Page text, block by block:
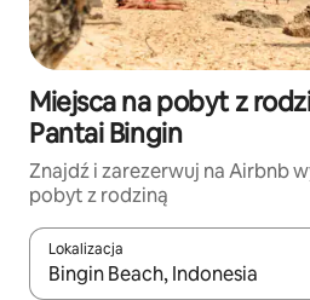
Miejsca na pobyt z
Pantai Bingin
Znajdź i zarezerwuj na Airbnb
pobyt z rodziną
Lokalizacja
Gdy wyniki będą dostępne,